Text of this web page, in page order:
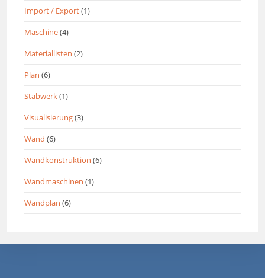
Import / Export(1)
Maschine(4)
Materiallisten (2)
Plan (6)
Stabwerk(1)
Visualisierung(3)
Wand (6)
Wandkonstruktion (6)
Wandmaschinen (1)
Wandplan (6)